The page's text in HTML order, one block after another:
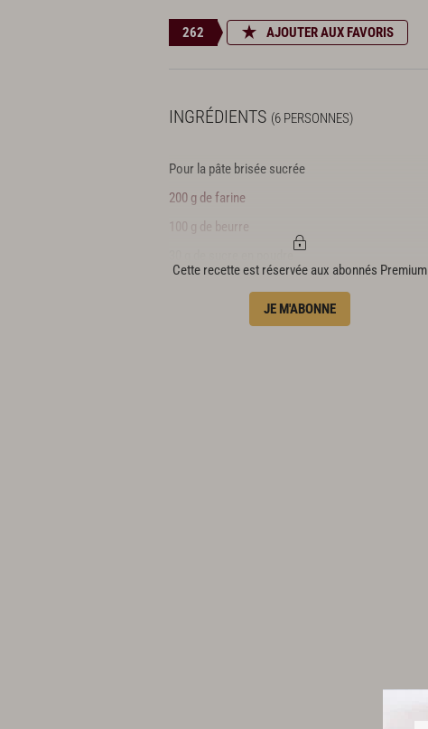
262 AJOUTER AUX FAVORIS
INGRÉDIENTS (6 PERSONNES)
Pour la pâte brisée sucrée
200 g de farine
100 g de beurre
Cette recette est réservée aux abonnés Premium
JE M'ABONNE